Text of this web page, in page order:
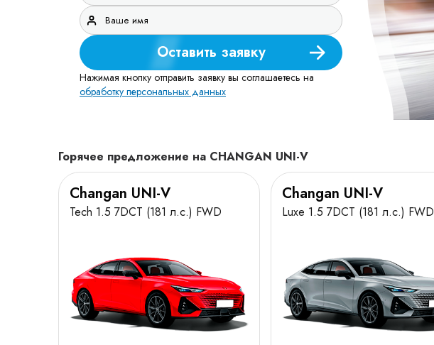
Оставить заявку
Нажимая кнопку отправить заявку вы соглашаетесь на
обработку персональных данных
Горячее предложение на CHANGAN UNI-V
Changan UNI-V
Tech 1.5 7DCT (181 л.с.) FWD
Changan UNI-V
Luxe 1.5 7DCT (181 л.с.) FWD